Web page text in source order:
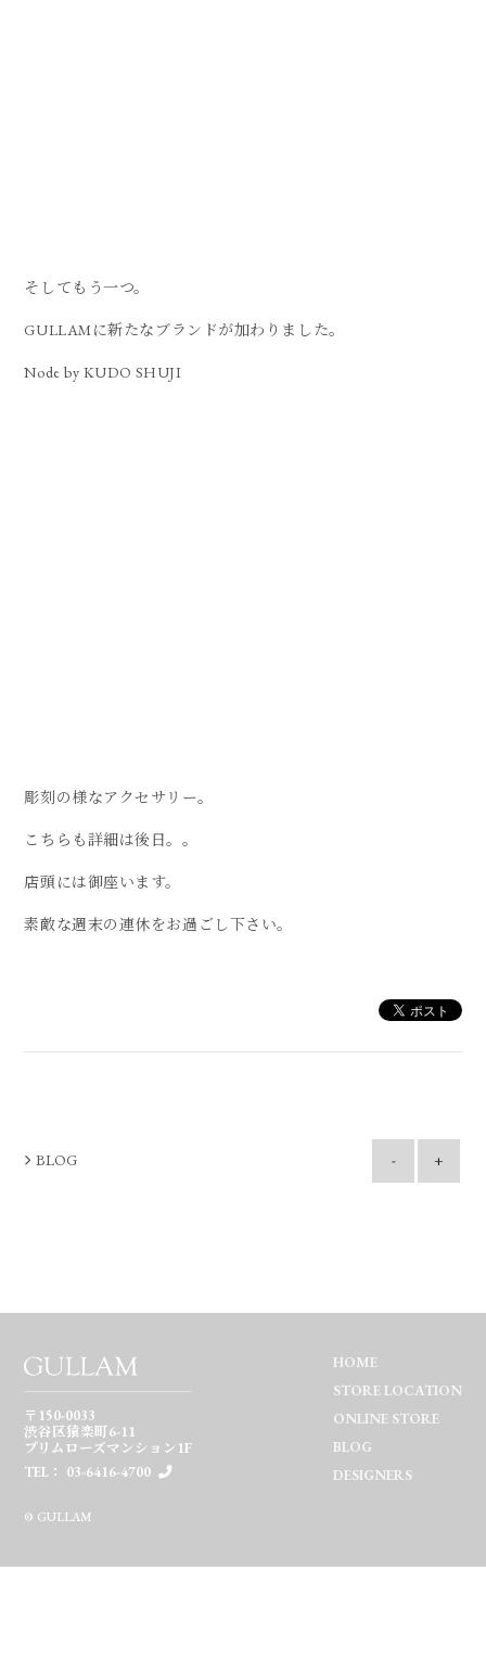
そしてもう一つ。
GULLAMに新たなブランドが加わりました。
Node by KUDO SHUJI
彫刻の様なアクセサリー。
こちらも詳細は後日。。
店頭には御座います。
素敵な週末の連休をお過ごし下さい。
BLOG - +
〒150-0033
渋谷区猿楽町6-11
プリムローズマンション1F
TEL： 03-6416-4700
HOME
STORE LOCATION
ONLINE STORE
BLOG
DESIGNERS
© GULLAM